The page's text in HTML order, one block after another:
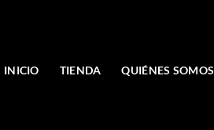
INICIO TIENDA QUIÉNES SOMOS